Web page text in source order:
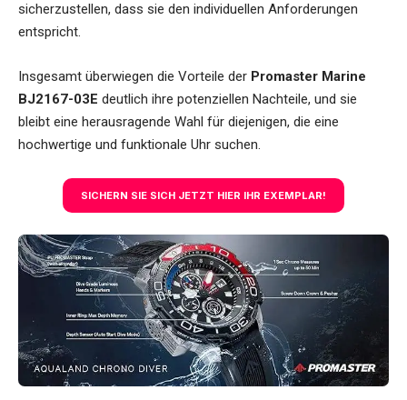
sicherzustellen, dass sie den individuellen Anforderungen
entspricht.
Insgesamt überwiegen die Vorteile der Promaster Marine
BJ2167-03E deutlich ihre potenziellen Nachteile, und sie
bleibt eine herausragende Wahl für diejenigen, die eine
hochwertige und funktionale Uhr suchen.
SICHERN SIE SICH JETZT HIER IHR EXEMPLAR!